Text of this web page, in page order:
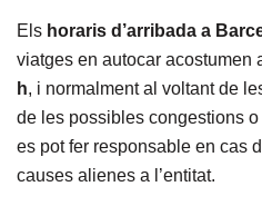
Els horaris d’arribada a
viatges en autocar acostumen
h, i normalment al voltant de
de les possibles congestions
es pot fer responsable en cas
causes alienes a l’entitat.